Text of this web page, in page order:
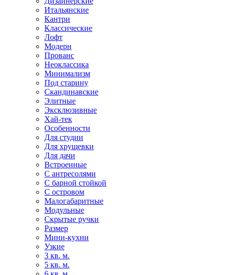
Итальянские
Кантри
Классические
Лофт
Модерн
Прованс
Неоклассика
Минимализм
Под старину
Скандинавские
Элитные
Эксклюзивные
Хай-тек
Особенности
Для студии
Для хрущевки
Для дачи
Встроенные
С антресолями
С барной стойкой
С островом
Малогабаритные
Модульные
Скрытые ручки
Размер
Мини-кухни
Узкие
3 кв. м.
5 кв. м.